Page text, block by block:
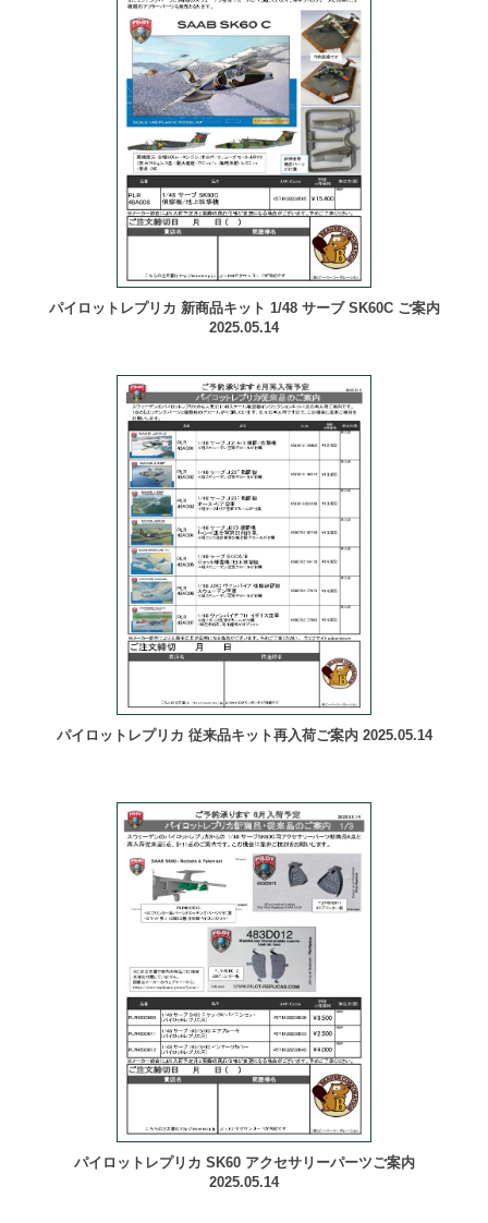
パイロットレプリカ 新商品キット 1/48 サーブ SK60C ご案内
2025.05.14
パイロットレプリカ 従来品キット再入荷ご案内 2025.05.14
パイロットレプリカ SK60 アクセサリーパーツご案内
2025.05.14